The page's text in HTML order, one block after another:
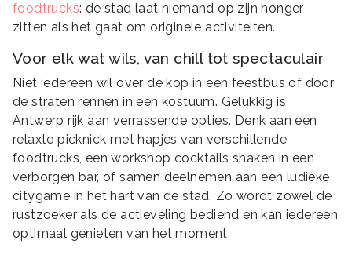
foodtrucks: de stad laat niemand op zijn honger
zitten als het gaat om originele activiteiten.
Voor elk wat wils, van chill tot spectaculair
Niet iedereen wil over de kop in een feestbus of door
de straten rennen in een kostuum. Gelukkig is
Antwerp rijk aan verrassende opties. Denk aan een
relaxte picknick met hapjes van verschillende
foodtrucks, een workshop cocktails shaken in een
verborgen bar, of samen deelnemen aan een ludieke
citygame in het hart van de stad. Zo wordt zowel de
rustzoeker als de actieveling bediend en kan iedereen
optimaal genieten van het moment.